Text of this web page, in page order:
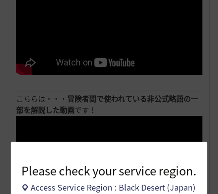
Please check your service region.
Access Service Region : Black Desert (Japan)
こちらは・・・ 冒険者間で使われている非公式略語の一
部を解説した動画です！